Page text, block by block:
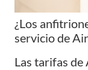
¿Los
servicio de
Las tarifas